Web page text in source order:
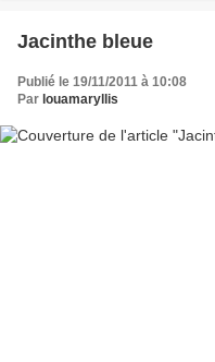
Jacinthe bleue
Publié le 19/11/2011 à 10:08
Par louamaryllis